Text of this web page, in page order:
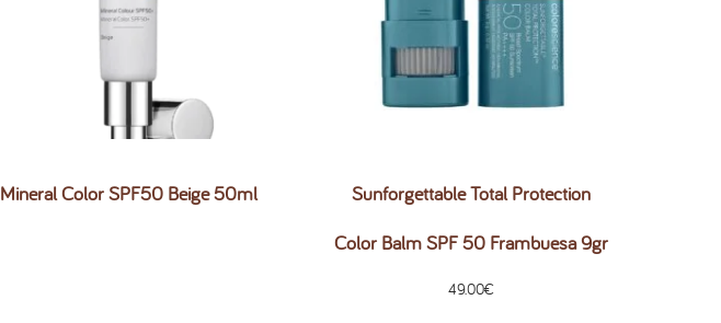
Mineral Color SPF50 Beige 50ml
Sunforgettable Total Protection
Color Balm SPF 50 Frambuesa 9gr
49.00€